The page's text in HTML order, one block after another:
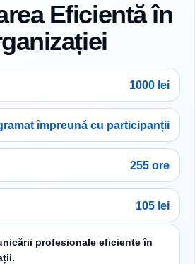
Eficientă în
1000 lei
împreună cu participanții
255 ore
105 lei
profesionale eficiente în